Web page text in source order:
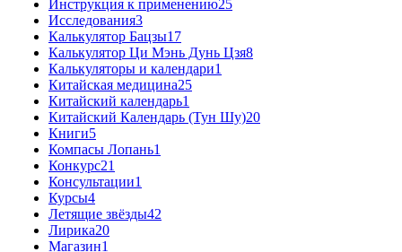
Инструкция к применению25
Исследования3
Калькулятор Бацзы17
Калькулятор Ци Мэнь Дунь Цзя8
Калькуляторы и календари1
Китайская медицина25
Китайский календарь1
Китайский Календарь (Тун Шу)20
Книги5
Компасы Лопань1
Конкурс21
Консультации1
Курсы4
Летящие звёзды42
Лирика20
Магазин1